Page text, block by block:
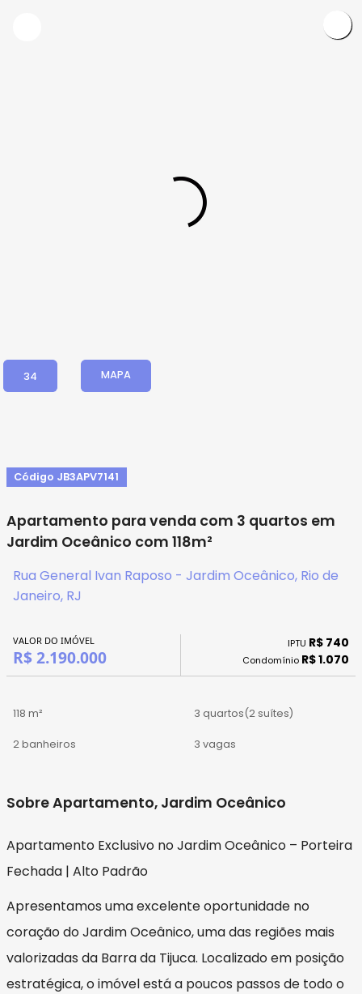
34 MAPA
Código JB3APV7141
Apartamento para venda com 3 quartos em
Jardim Oceânico com 118m²
Rua General Ivan Raposo - Jardim Oceânico, Rio de
Janeiro, RJ
VALOR DO IMÓVEL
R$ 2.190.000
IPTU R$ 740
Condomínio R$ 1.070
118 m² 3 quartos(2 suítes)
2 banheiros 3 vagas
Sobre Apartamento, Jardim Oceânico
Apartamento Exclusivo no Jardim Oceânico – Porteira
Fechada | Alto Padrão
Apresentamos uma excelente oportunidade no
coração do Jardim Oceânico, uma das regiões mais
valorizadas da Barra da Tijuca. Localizado em posição
estratégica, o imóvel está a poucos passos de todo o